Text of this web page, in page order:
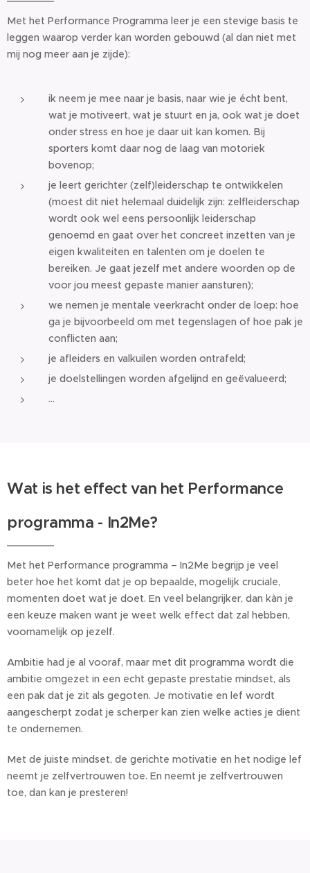
Met het Performance Programma leer je een stevige basis te
leggen waarop verder kan worden gebouwd (al dan niet met
mij nog meer aan je zijde):
ik neem je mee naar je basis, naar wie je écht bent,
wat je motiveert, wat je stuurt en ja, ook wat je doet
onder stress en hoe je daar uit kan komen. Bij
sporters komt daar nog de laag van motoriek
bovenop;
je leert gerichter (zelf)leiderschap te ontwikkelen
(moest dit niet helemaal duidelijk zijn: zelfleiderschap
wordt ook wel eens persoonlijk leiderschap
genoemd en gaat over het concreet inzetten van je
eigen kwaliteiten en talenten om je doelen te
bereiken. Je gaat jezelf met andere woorden op de
voor jou meest gepaste manier aansturen);
we nemen je mentale veerkracht onder de loep: hoe
ga je bijvoorbeeld om met tegenslagen of hoe pak je
conflicten aan;
je afleiders en valkuilen worden ontrafeld;
je doelstellingen worden afgelijnd en geëvalueerd;
…
Wat is het effect van het Performance
programma - In2Me?
Met het Performance programma – In2Me begrijp je veel
beter hoe het komt dat je op bepaalde, mogelijk cruciale,
momenten doet wat je doet. En veel belangrijker, dan kàn je
een keuze maken want je weet welk effect dat zal hebben,
voornamelijk op jezelf.
Ambitie had je al vooraf, maar met dit programma wordt die
ambitie omgezet in een echt gepaste prestatie mindset, als
een pak dat je zit als gegoten. Je motivatie en lef wordt
aangescherpt zodat je scherper kan zien welke acties je dient
te ondernemen.
Met de juiste mindset, de gerichte motivatie en het nodige lef
neemt je zelfvertrouwen toe. En neemt je zelfvertrouwen
toe, dan kan je presteren!